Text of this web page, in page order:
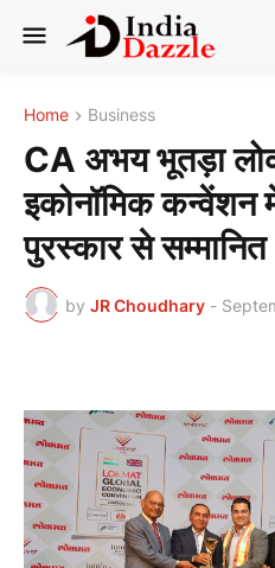
Home Business
CA अभय भूतड़ा
इकोनॉमिक कन्वेंशन
पुरस्कार से सम्मानित
by JR Choudhary -